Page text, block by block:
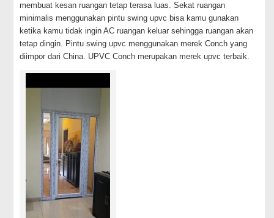
membuat kesan ruangan tetap terasa luas. Sekat ruangan
minimalis menggunakan pintu swing upvc bisa kamu gunakan
ketika kamu tidak ingin AC ruangan keluar sehingga ruangan akan
tetap dingin. Pintu swing upvc menggunakan merek Conch yang
diimpor dari China. UPVC Conch merupakan merek upvc terbaik.